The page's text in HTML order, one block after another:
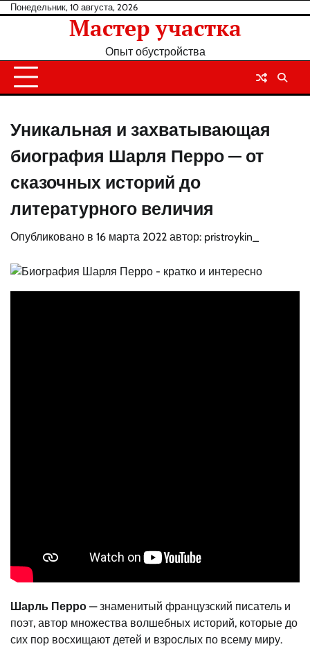
Перейти
Понедельник, 10 августа, 2026
Мастер участка
Опыт обустройства
Уникальная и захватывающая
биография Шарля Перро — от
сказочных историй до
литературного величия
Опубликовано в 16 марта 2022 автор: pristroykin_
Шарль Перро — знаменитый французский писатель и
поэт, автор множества волшебных историй, которые до
сих пор восхищают детей и взрослых по всему миру.